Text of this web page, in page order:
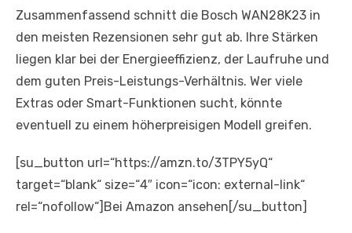
Zusammenfassend schnitt die Bosch WAN28K23 in
den meisten Rezensionen sehr gut ab. Ihre Stärken
liegen klar bei der Energieeffizienz, der Laufruhe und
dem guten Preis-Leistungs-Verhältnis. Wer viele
Extras oder Smart-Funktionen sucht, könnte
eventuell zu einem höherpreisigen Modell greifen.
[su_button url=“https://amzn.to/3TPY5yQ“
target=“blank“ size=“4″ icon=“icon: external-link“
rel=“nofollow“]Bei Amazon ansehen[/su_button]